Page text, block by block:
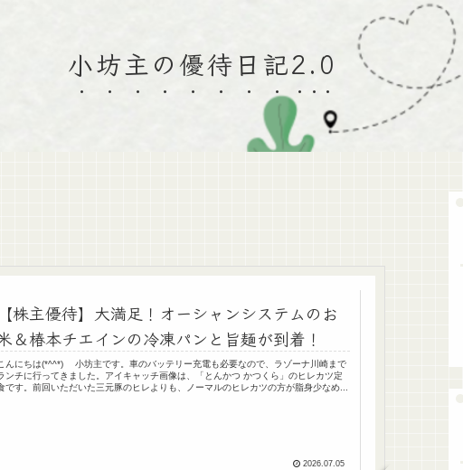
小坊主の優待日記2.0
株主優待】大満足！オーシャンシステムのお
＆椿本チエインの冷凍パンと旨麺が到着！
んにちは(*^^*) 小坊主です。車のバッテリー充電も必要なので、ラゾーナ川崎まで
ンチに行ってきました。アイキャッチ画像は、「とんかつ かつくら」のヒレカツ定
です。前回いただいた三元豚のヒレよりも、ノーマルのヒレカツの方が脂身少なめ...
2026.07.05